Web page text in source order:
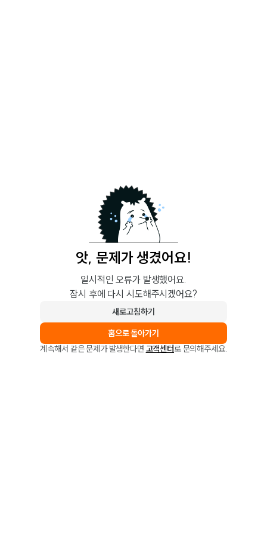
앗, 문제가 생겼어요!
일시적인 오류가 발생했어요.
잠시 후에 다시 시도해주시겠어요?
새로고침하기
홈으로 돌아가기
계속해서 같은 문제가 발생한다면 고객센터로 문의해주세요.